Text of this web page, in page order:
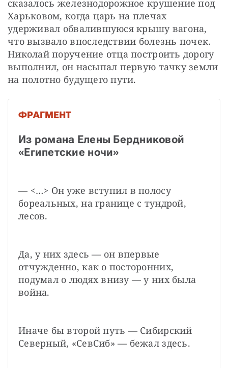
сказалось железнодорожное крушение под
Харьковом, когда царь на плечах
удерживал обвалившуюся крышу вагона,
что вызвало впоследствии болезнь почек.
Николай поручение отца построить дорогу
выполнил, он насыпал первую тачку земли
на полотно будущего пути.
ФРАГМЕНТ
Из романа Елены Бердниковой
«Египетские ночи»
— <…> Он уже вступил в полосу
бореальных, на границе с тундрой,
лесов.
Да, у них здесь — он впервые
отчужденно, как о посторонних,
подумал о людях внизу — у них была
война.
Иначе бы второй путь — Сибирский
Северный, «СевCиб» — бежал здесь.